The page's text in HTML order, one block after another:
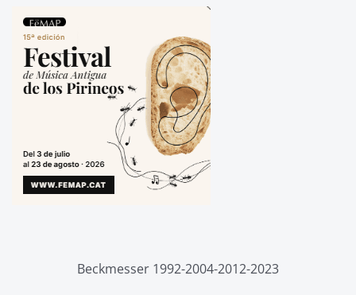
Beckmesser 1992-2004-2012-2023